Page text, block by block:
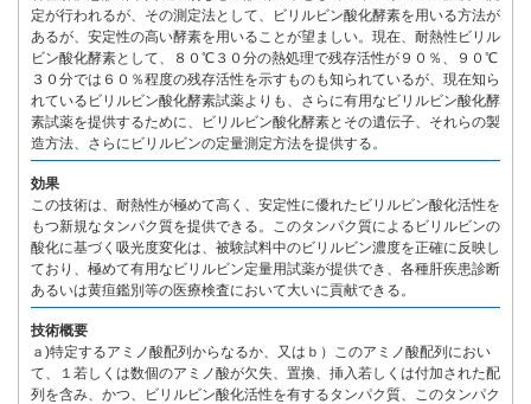
定が行われるが、その測定法として、ビリルビン酸化酵素を用いる方法が
あるが、安定性の高い酵素を用いることが望ましい。現在、耐熱性ビリル
ビン酸化酵素として、８０℃３０分の熱処理で残存活性が９０％、９０℃
３０分では６０％程度の残存活性を示すものも知られているが、現在知ら
れているビリルビン酸化酵素試薬よりも、さらに有用なビリルビン酸化酵
素試薬を提供するために、ビリルビン酸化酵素とその遺伝子、それらの製
造方法、さらにビリルビンの定量測定方法を提供する。
効果
この技術は、耐熱性が極めて高く、安定性に優れたビリルビン酸化活性を
もつ新規なタンパク質を提供できる。このタンパク質によるビリルビンの
酸化に基づく吸光度変化は、被験試料中のビリルビン濃度を正確に反映し
ており、極めて有用なビリルビン定量用試薬が提供でき、各種肝疾患診断
あるいは黄疸鑑別等の医療検査において大いに貢献できる。
技術概要
ａ)特定するアミノ酸配列からなるか、又はｂ）このアミノ酸配列におい
て、１若しくは数個のアミノ酸が欠失、置換、挿入若しくは付加された配
列を含み、かつ、ビリルビン酸化活性を有するタンパク質、このタンパク